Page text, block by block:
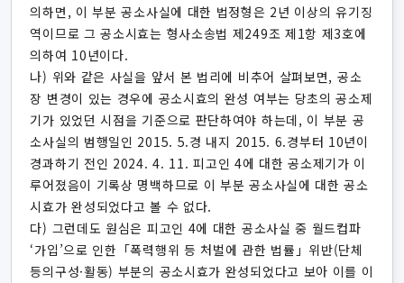
의하면, 이 부분 공소사실에 대한 법정형은 2년 이상의 유기징
역이므로 그 공소시효는 형사소송법 제249조 제1항 제3호에
의하여 10년이다.
나) 위와 같은 사실을 앞서 본 법리에 비추어 살펴보면, 공소
장 변경이 있는 경우에 공소시효의 완성 여부는 당초의 공소제
기가 있었던 시점을 기준으로 판단하여야 하는데, 이 부분 공
소사실의 범행일인 2015. 5.경 내지 2015. 6.경부터 10년이
경과하기 전인 2024. 4. 11. 피고인 4에 대한 공소제기가 이
루어졌음이 기록상 명백하므로 이 부분 공소사실에 대한 공소
시효가 완성되었다고 볼 수 없다.
다) 그런데도 원심은 피고인 4에 대한 공소사실 중 월드컵파
‘가입’으로 인한「폭력행위 등 처벌에 관한 법률」위반(단체
등의구성·활동) 부분의 공소시효가 완성되었다고 보아 이를 이